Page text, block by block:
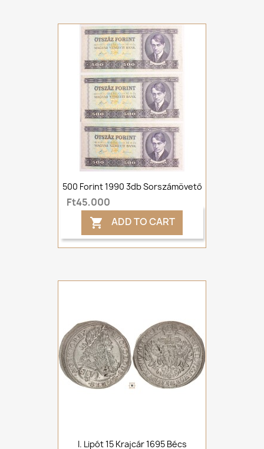
500 Forint 1990 3db Sorszámövető
Ft45,000
 ADD TO CART
I. Lipót 15 Krajcár 1695 Bécs